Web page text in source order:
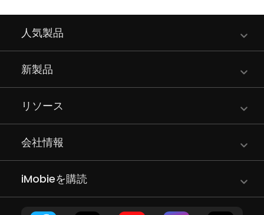
人気製品
新製品
リソース
会社情報
iMobieを購読